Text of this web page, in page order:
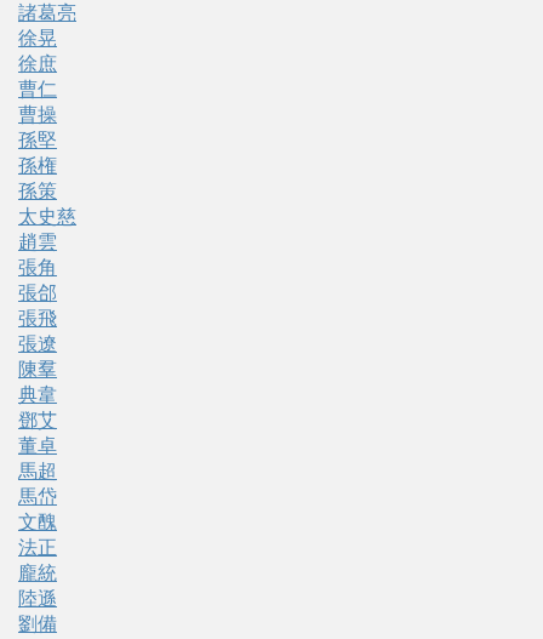
諸葛亮
徐晃
徐庶
曹仁
曹操
孫堅
孫権
孫策
太史慈
趙雲
張角
張郃
張飛
張遼
陳羣
典韋
鄧艾
董卓
馬超
馬岱
文醜
法正
龐統
陸遜
劉備